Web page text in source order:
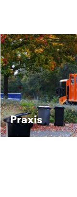
Recht